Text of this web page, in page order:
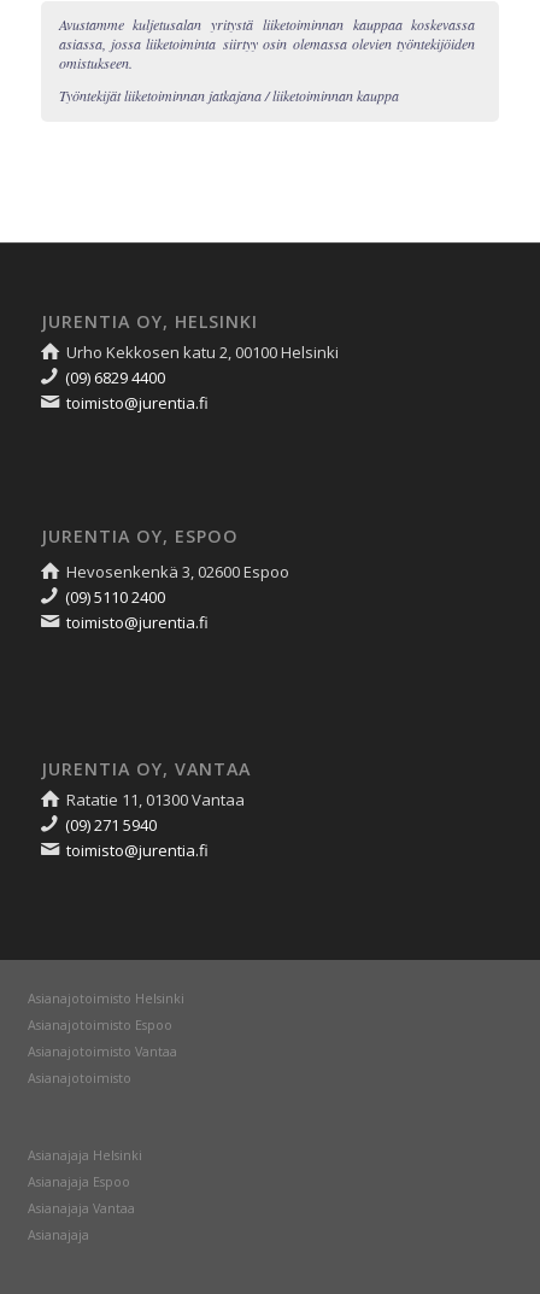
Avustamme kuljetusalan yritystä liiketoiminnan kauppaa koskevassa
asiassa, jossa liiketoiminta siirtyy osin olemassa olevien työntekijöiden
omistukseen.
Työntekijät liiketoiminnan jatkajana / liiketoiminnan kauppa
JURENTIA OY, HELSINKI
Urho Kekkosen katu 2, 00100 Helsinki
(09) 6829 4400
toimisto@jurentia.fi
JURENTIA OY, ESPOO
Hevosenkenkä 3, 02600 Espoo
(09) 5110 2400
toimisto@jurentia.fi
JURENTIA OY, VANTAA
Ratatie 11, 01300 Vantaa
(09) 271 5940
toimisto@jurentia.fi
Asianajotoimisto Helsinki
Asianajotoimisto Espoo
Asianajotoimisto Vantaa
Asianajotoimisto
Asianajaja Helsinki
Asianajaja Espoo
Asianajaja Vantaa
Asianajaja